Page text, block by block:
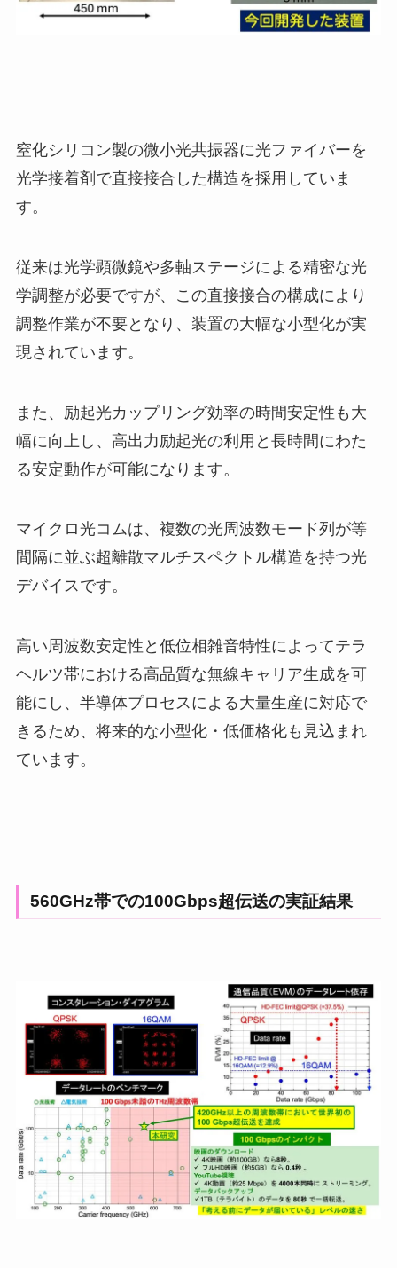
窒化シリコン製の微小光共振器に光ファイバーを
光学接着剤で直接接合した構造を採用していま
す。
従来は光学顕微鏡や多軸ステージによる精密な光
学調整が必要ですが、この直接接合の構成により
調整作業が不要となり、装置の大幅な小型化が実
現されています。
また、励起光カップリング効率の時間安定性も大
幅に向上し、高出力励起光の利用と長時間にわた
る安定動作が可能になります。
マイクロ光コムは、複数の光周波数モード列が等
間隔に並ぶ超離散マルチスペクトル構造を持つ光
デバイスです。
高い周波数安定性と低位相雑音特性によってテラ
ヘルツ帯における高品質な無線キャリア生成を可
能にし、半導体プロセスによる大量生産に対応で
きるため、将来的な小型化・低価格化も見込まれ
ています。
560GHz帯での100Gbps超伝送の実証結果